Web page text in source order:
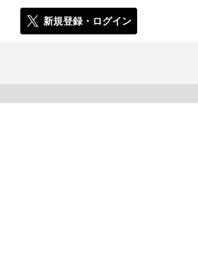
新規登録・ログイン